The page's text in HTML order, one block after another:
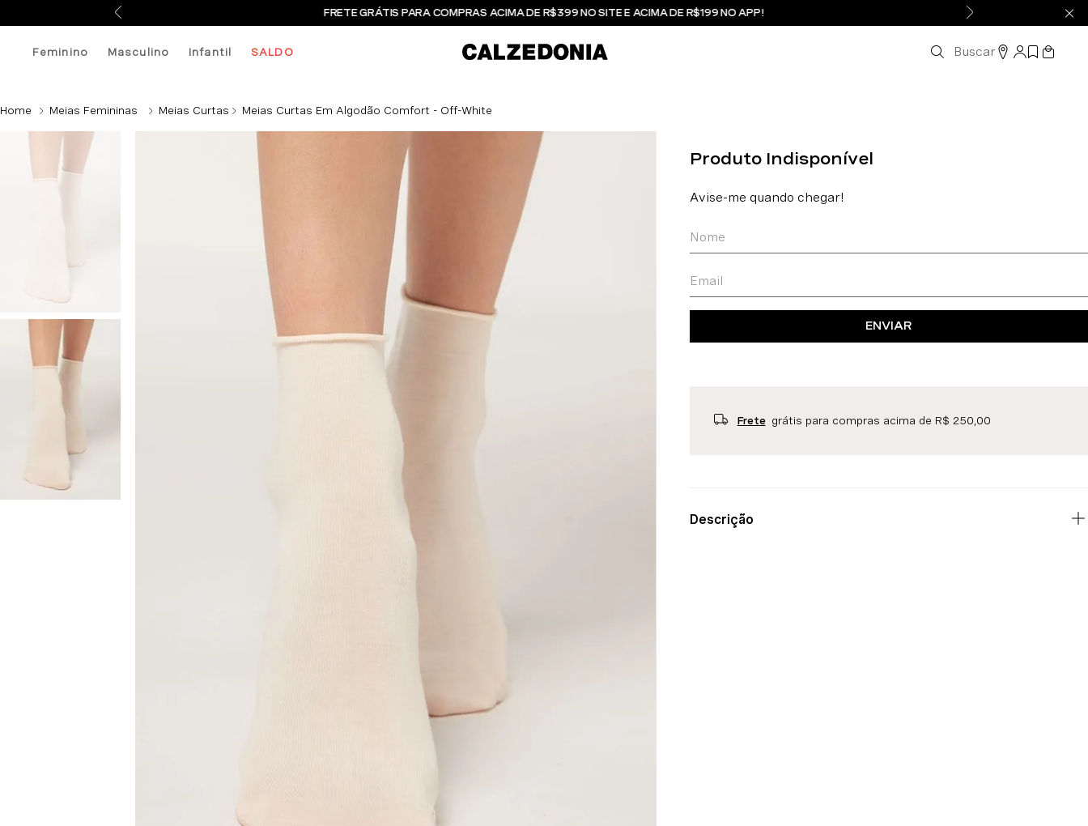
FRETE GRÁTIS PARA COMPRAS ACIMA DE R$399 NO SITE E ACIMA DE R$199 NO APP!
Feminino Masculino Infantil SALDO Buscar
Meias Femininas Meias Curtas Meias Curtas Em Algodão Comfort - Off-White
ENVIAR
Frete grátis para compras acima de R$ 250,00
Descrição